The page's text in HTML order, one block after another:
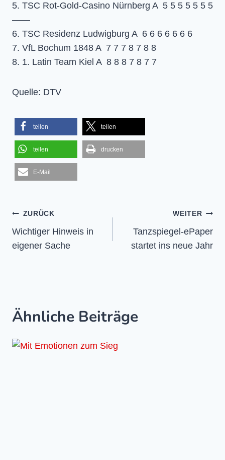
5. TSC Rot-Gold-Casino Nürnberg A 5 5 5 5 5 5 5
——
6. TSC Residenz Ludwigburg A 6 6 6 6 6 6 6
7. VfL Bochum 1848 A 7 7 7 8 7 8 8
8. 1. Latin Team Kiel A 8 8 8 7 8 7 7
Quelle: DTV
teilen teilen
teilen drucken
E-Mail
Beitragsnavigation
ZURÜCK
Wichtiger Hinweis in
eigener Sache
WEITER
Tanzspiegel-ePaper
startet ins neue Jahr
Ähnliche Beiträge